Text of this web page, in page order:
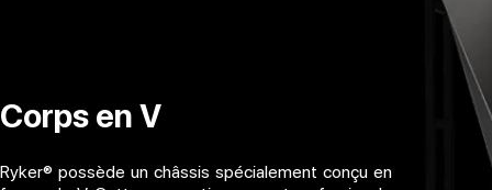
Corps en V
Ryker® possède un châssis spécialement conçu en